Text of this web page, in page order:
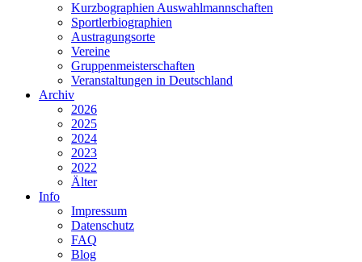
Kurzbographien Auswahlmannschaften
Sportlerbiographien
Austragungsorte
Vereine
Gruppenmeisterschaften
Veranstaltungen in Deutschland
Archiv
2026
2025
2024
2023
2022
Älter
Info
Impressum
Datenschutz
FAQ
Blog